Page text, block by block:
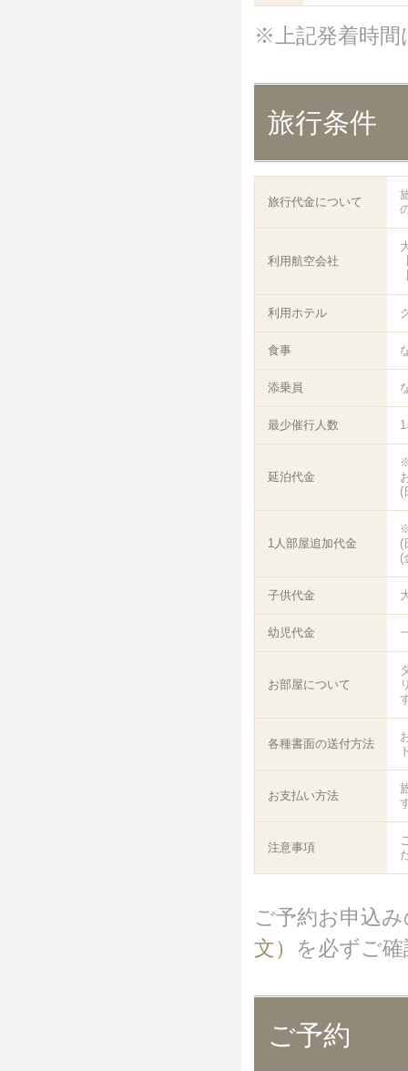
※上記発着時間
旅行条件
旅行代金について
利用航空会社
利用ホテル
食事
添乗員
最少催行人数
延泊代金
(
1人部屋追加代金
(
(
子供代金
幼児代金
お部屋について
各種書面の送付方法
お支払い方法
注意事項
ご予約お申込
文）
を必ずご
ご予約